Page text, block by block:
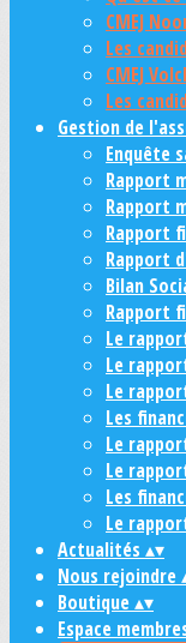
CMEJ
Les
CMEJ
Les
Gestion de
Enquête
Rapport
Rapport
Rapport
Rapport
Bilan
Rapport
Le
Le
Le
Les
Le
Le
Les
Le
Actualités ▴▾
Nous rejoindre
Boutique▴▾
Espace